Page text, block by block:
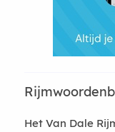
Het Van Dale